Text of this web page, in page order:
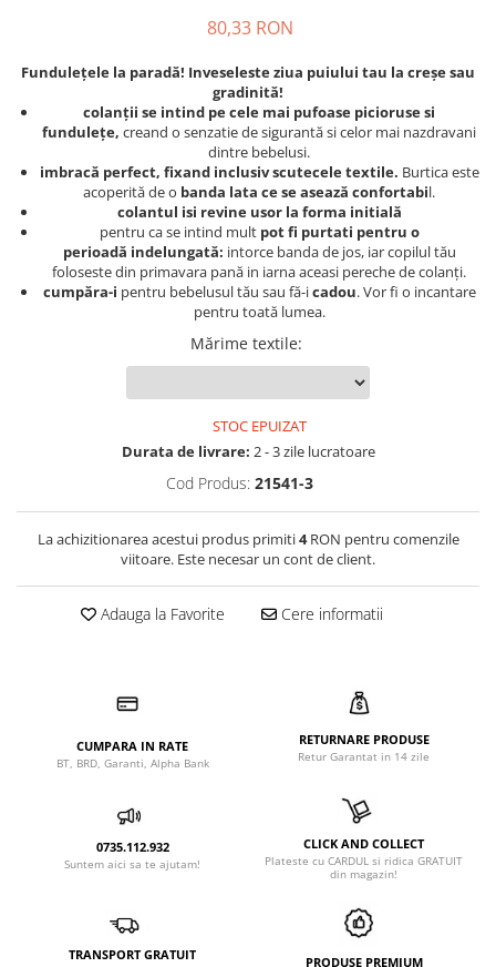
80,33 RON
Fundulețele la paradă! Inveseleste ziua puiului tau la creșe sau
gradinită!
colanții se intind pe cele mai pufoase picioruse si
fundulețe, creand o senzatie de sigurantă si celor mai nazdravani
dintre bebelusi.
imbracă perfect, fixand inclusiv scutecele textile. Burtica este
acoperită de o banda lata ce se asează confortabil.
colantul isi revine usor la forma initială
pentru ca se intind mult pot fi purtati pentru o
perioadă indelungată: intorce banda de jos, iar copilul tău
foloseste din primavara pană in iarna aceasi pereche de colanți.
cumpăra-i pentru bebelusul tău sau fă-icadou. Vor fi o incantare
pentru toată lumea.
Mărime textile:
STOC EPUIZAT
Durata de livrare: 2 - 3 zile lucratoare
Cod Produs: 21541-3
La achizitionarea acestui produs primiti4RON pentru comenzile
viitoare. Este necesar un cont de client.
Adauga la Favorite Cere informatii
CUMPARA IN RATE
BT, BRD, Garanti, Alpha Bank
RETURNARE PRODUSE
Retur Garantat in 14 zile
0735.112.932
Suntem aici sa te ajutam!
CLICK AND COLLECT
Plateste cu CARDUL si ridica GRATUIT
din magazin!
TRANSPORT GRATUIT PRODUSE PREMIUM